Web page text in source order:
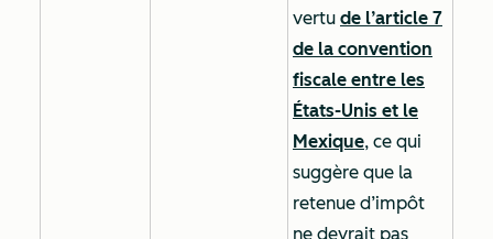
vertu de l’article 7
de la convention
fiscale entre les
États-Unis et le
Mexique, ce qui
suggère que la
retenue d’impôt
ne devrait pas